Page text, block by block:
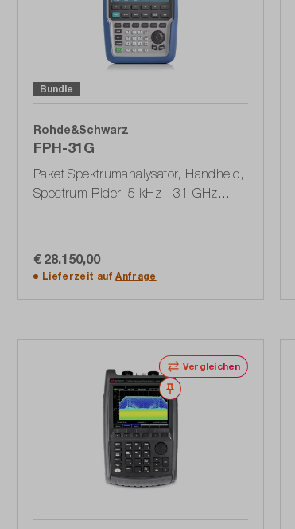
Bundle
Rohde&Schwarz
FPH-31G
Paket Spektrumanalysator, Handheld,
Spectrum Rider, 5 kHz - 31 GHz
€ 28.150,00
Lieferzeit aufAnfrage
Vergleichen
Merken